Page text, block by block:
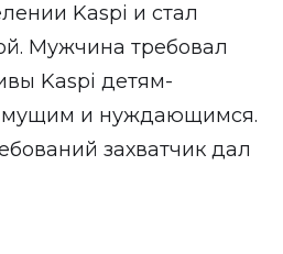
Kaspi и стал
Мужчина требовал
Kaspi детям-
и нуждающимся.
захватчик дал